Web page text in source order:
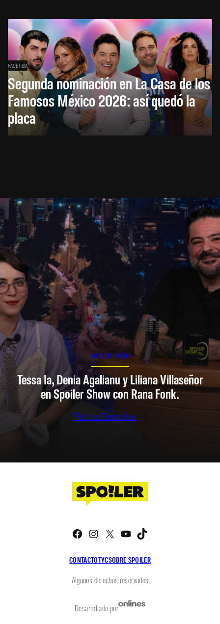
HACE 1 DÍA
Segunda nominación en La Casa de los
Famosos México 2026: así quedó la
placa
SPOILER SHOW
Tessa Ia, Denia Agalianu y Liliana Villaseñor
en Spoiler Show con Rana Fonk.
Ver en Youtube
CONTACTOTYCSOBRE SPOILER
Facebook
Instagram
X YouTube
Algunos derechos reservados
Desarrollado por